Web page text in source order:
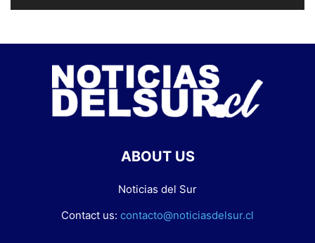
ABOUT US
Noticias del Sur
Contact us: contacto@noticiasdelsur.cl